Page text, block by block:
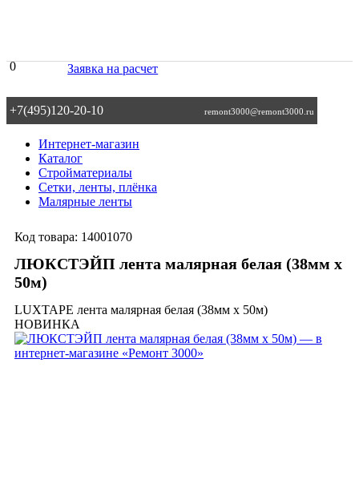
Заявка на расчет
0
+7(495)120-20-10 remont3000@remont3000.ru
Интернет-магазин
Каталог
Стройматериалы
Сетки, ленты, плёнка
Малярные ленты
НОВИНКА
Код товара: 14001070
ЛЮКСТЭЙП лента малярная белая (38мм х
50м)
LUXTAPE лента малярная белая (38мм х 50м)